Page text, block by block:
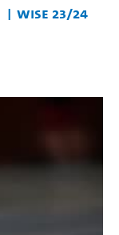
WiSe 23/24